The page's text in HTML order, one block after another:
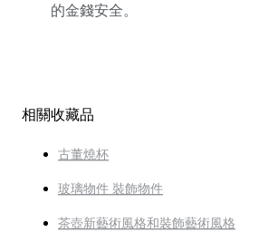
的金錢安全。
相關收藏品
古董燒杯
玻璃物件 裝飾物件
茶壺新藝術風格和裝飾藝術風格